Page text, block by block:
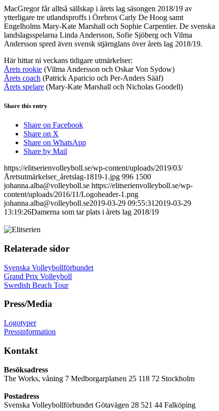
MacGregor får alltså sällskap i årets lag säsongen 2018/19 av
ytterligare tre utlandsproffs i Örebros Carly De Hoog samt
Engelholms Mary-Kate Marshall och Sophie Carpentier. De svenska
landslagsspelarna Linda Andersson, Sofie Sjöberg och Vilma
Andersson spred även svensk stjärnglans över årets lag 2018/19.
Här hittar ni veckans tidigare utmärkelser:
Årets rookie (Vilma Andersson och Oskar Von Sydow)
Årets coach (Patrick Aparicio och Per-Anders Sääf)
Årets spelare (Mary-Kate Marshall och Nicholas Goodell)
Share this entry
Share on Facebook
Share on X
Share on WhatsApp
Share by Mail
https://elitserienvolleyboll.se/wp-content/uploads/2019/03/
Åretsutmärkelser_åretslag-1819-1.jpg 996 1500
johanna.alba@volleyboll.se https://elitserienvolleyboll.se/wp-
content/uploads/2016/11/Logoheader-1.png
johanna.alba@volleyboll.se2019-03-29 09:55:31 2019-03-29
13:19:26Damerna som tar plats i årets lag 2018/19
Relaterade sidor
Svenska Volleybollförbundet
Grand Prix Volleyboll
Swedish Beach Tour
Press/Media
Logotyper
Pressinformation
Kontakt
Besöksadress
The Works, våning 7 Medborgarplatsen 25 118 72 Stockholm
Postadress
Svenska Volleybollförbundet Götavägen 28 521 44 Falköping